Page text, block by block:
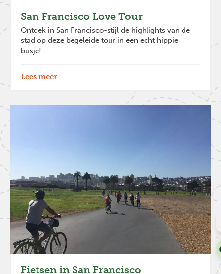
San Francisco Love Tour
Ontdek in San Francisco-stijl de highlights van de
stad op deze begeleide tour in een echt hippie
busje!
Lees meer
Fietsen in San Francisco